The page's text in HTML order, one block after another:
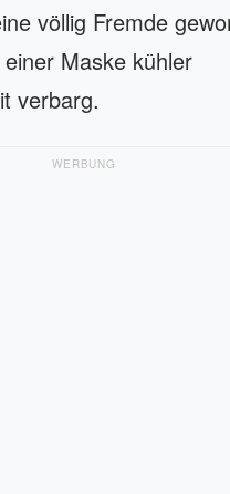
völlig Fremde
Maske kühler
verbarg.
WERBUNG